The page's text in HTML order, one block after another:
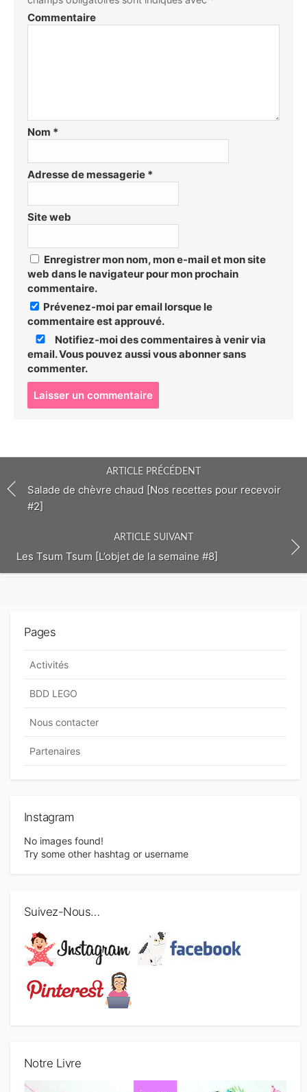
Commentaire
Nom *
Adresse de messagerie *
Site web
Enregistrer mon nom, mon e-mail et mon site
web dans le navigateur pour mon prochain
commentaire.
Prévenez-moi par email lorsque le
commentaire est approuvé.
Notifiez-moi des commentaires à venir via
email. Vous pouvez aussivous abonnersans
commenter.
o
m
m
t
ARTICLE PRÉCÉDENT
Salade de chèvre chaud [Nos recettes pour recevoir
#2]
ARTICLE SUIVANT
Les Tsum Tsum [L’objet de la semaine #8]
Pages
Activités
BDD LEGO
Nous contacter
Partenaires
Instagram
No images found!
Try some other hashtag or username
Suivez-Nous…
Notre Livre